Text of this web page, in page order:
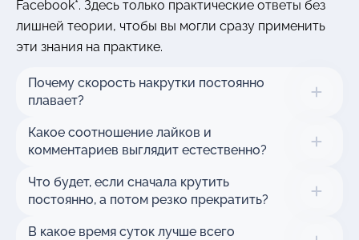
Facebook*. Здесь только практические ответы без
лишней теории, чтобы вы могли сразу применить
эти знания на практике.
Почему скорость накрутки постоянно
плавает?
Какое соотношение лайков и
комментариев выглядит естественно?
Что будет, если сначала крутить
постоянно, а потом резко прекратить?
В какое время суток лучше всего